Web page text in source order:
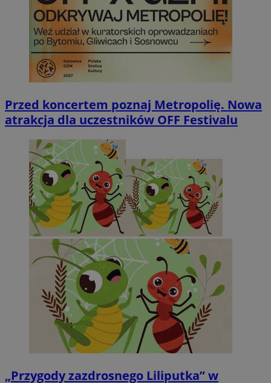
Przed koncertem poznaj Metropolię. Nowa
atrakcja dla uczestników OFF Festivalu
„Przygody zazdrosnego Liliputka” w